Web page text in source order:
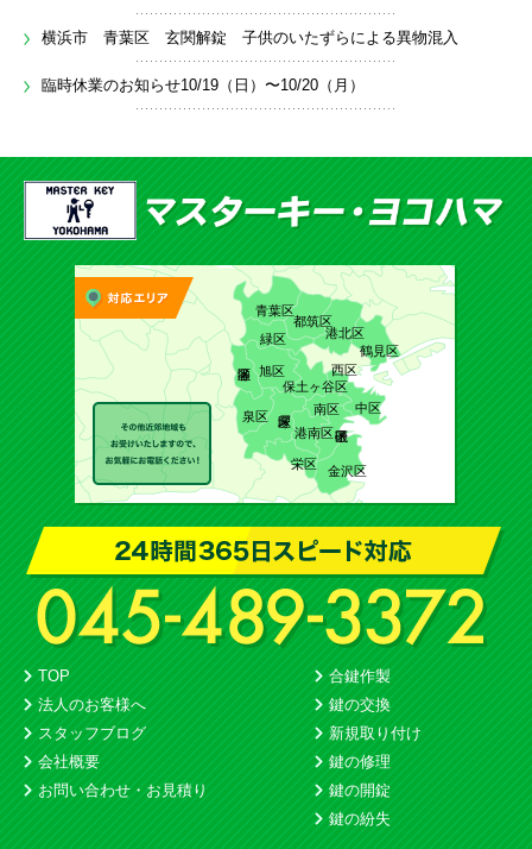
横浜市 青葉区 玄関解錠 子供のいたずらによる異物混入
臨時休業のお知らせ10/19（日）〜10/20（月）
青葉区
都筑区
港北区
鶴見区
緑区
旭区
保土ヶ谷区
西区
泉区
港南区
南区 中区
金沢区
栄区
TOP
法人のお客様へ
スタッフブログ
会社概要
お問い合わせ・お見積り
合鍵作製
鍵の交換
新規取り付け
鍵の修理
鍵の開錠
鍵の紛失